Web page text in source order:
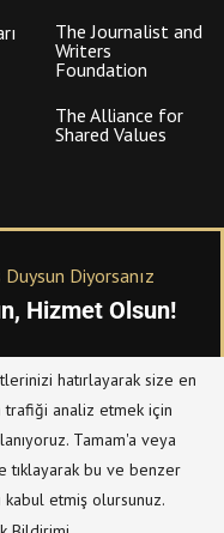
The Journalist and
Writers
Foundation
The Alliance for
Shared Values
Diyorsanız
Hizmet Olsun!
sitemize bağışta
hatırlayarak size en
trafiği analiz etmek için
Tamam'a veya
tıklayarak bu ve benzer
etmiş olursunuz.